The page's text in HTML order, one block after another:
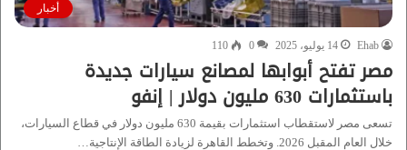
أخبار
Ehab 14 يوليو، 2025 0
110
مصر تفتح أبوابها لمصانع سيارات جديدة
باستثمارات 630 مليون دولار | إنفو
تسعى مصر لاستقطاب استثمارات بقيمة 630 مليون دولار في قطاع السيارات،
خلال العام المقبل 2026. وتخطط القاهرة لزيادة الطاقة الإنتاجية…